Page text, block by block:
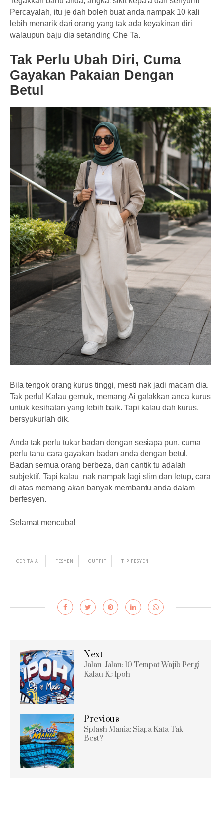
Percayalah, itu je dah boleh buat anda nampak 10 kali
lebih menarik dari orang yang tak ada keyakinan diri
walaupun baju dia setanding Che Ta.
Tak Perlu Ubah Diri, Cuma
Gayakan Pakaian Dengan
Betul
Bila tengok orang kurus tinggi, mesti nak jadi macam dia.
Tak perlu! Kalau gemuk, memang Ai galakkan anda kurus
untuk kesihatan yang lebih baik. Tapi kalau dah kurus,
bersyukurlah dik.
Anda tak perlu tukar badan dengan sesiapa pun, cuma
perlu tahu cara gayakan badan anda dengan betul.
Badan semua orang berbeza, dan cantik tu adalah
subjektif. Tapi kalau nak nampak lagi slim dan letup, cara
di atas memang akan banyak membantu anda dalam
berfesyen.
Selamat mencuba!
CERITA AI FESYEN OUTFIT TIP FESYEN
Next
Jalan-Jalan: 10 Tempat Wajib Pergi
Kalau Ke Ipoh
Previous
Splash Mania: Siapa Kata Tak
Best?